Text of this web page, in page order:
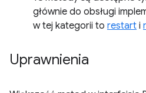
głównie do obsługi
w tej kategorii to restart i
Uprawnienia